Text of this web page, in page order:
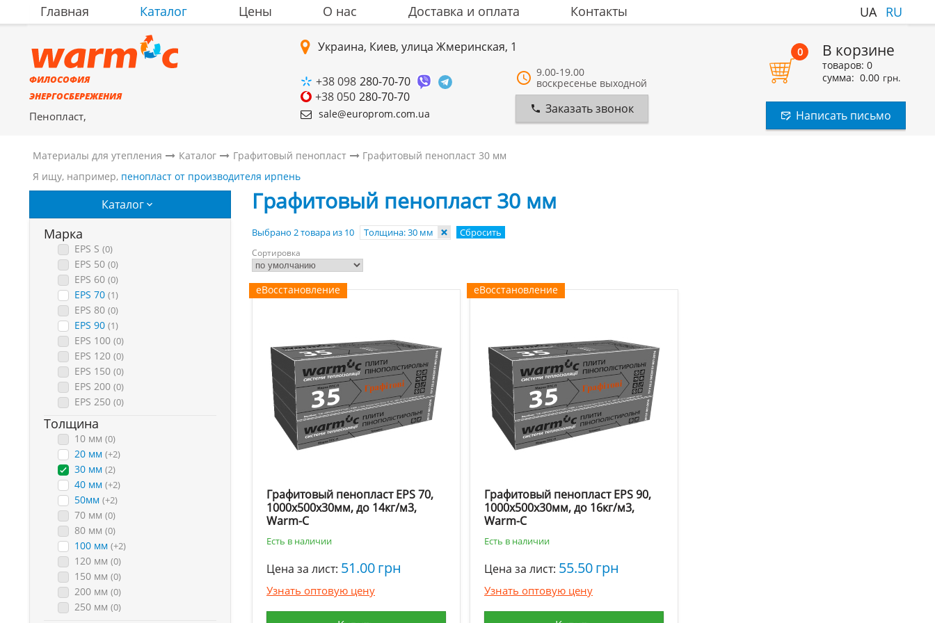
Главная Каталог Цены О нас Доставка и оплата Контакты UA RU
ФИЛОСОФИЯ
ЭНЕРГОСБЕРЕЖЕНИЯ
Пенопласт,
Украина, Киев, улица Жмеринская, 1
+38 098 280-70-70
+38 050 280-70-70
sale@europrom.com.ua
9.00-19.00
воскресенье выходной
Заказать звонок
0 В корзине
товаров: 0
сумма: 0.00 грн.
Написать письмо
Материалы для утепления Каталог Графитовый пенопласт
Графитовый пенопласт 30 мм
Я ищу, например, пенопласт от производителя ирпень
Каталог
Марка
EPS S (0)
EPS 50 (0)
EPS 60 (0)
EPS 70 (1)
EPS 80 (0)
EPS 90 (1)
EPS 100 (0)
EPS 120 (0)
EPS 150 (0)
EPS 200 (0)
EPS 250 (0)
Толщина
10 мм (0)
20 мм (+2)
30 мм (2)
40 мм (+2)
50мм (+2)
70 мм (0)
80 мм (0)
100 мм (+2)
120 мм (0)
150 мм (0)
200 мм (0)
250 мм (0)
Графитовый пенопласт 30 мм
Выбрано 2 товара из 10 Толщина: 30 мм Сбросить
Сортировка
еВосстановление
Графитовый пенопласт EPS 70,
1000х500х30мм, до 14кг/м3,
Warm-C
Есть в наличии
Цена за лист: 51.00грн
Узнать оптовую цену
еВосстановление
Графитовый пенопласт EPS 90,
1000х500х30мм, до 16кг/м3,
Warm-C
Есть в наличии
Цена за лист: 55.50грн
Узнать оптовую цену